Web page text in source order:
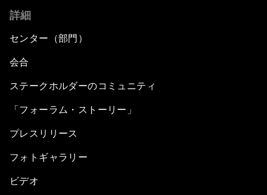
詳細
センター（部門）
会合
ステークホルダーのコミュニティ
「フォーラム・ストーリー」
プレスリリース
フォトギャラリー
ビデオ